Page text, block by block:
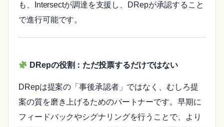
も、Intersectが調達を支援し、DRepが承認すること
で進行可能です。
DRepの役割：ただ投票するだけではない
DRepは提案の「事後承認者」ではなく、むしろ提
案の質を磨き上げるためのパートナーです。早期に
フィードバックやシグナリングを行うことで、より